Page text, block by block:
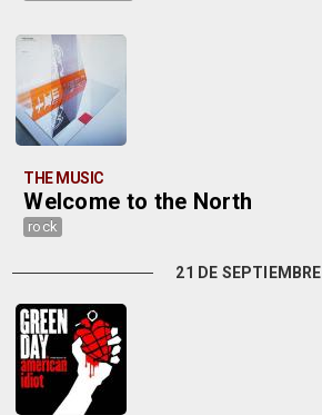
THE MUSIC
Welcome to the North
rock
21 DE SEPTIEMBRE